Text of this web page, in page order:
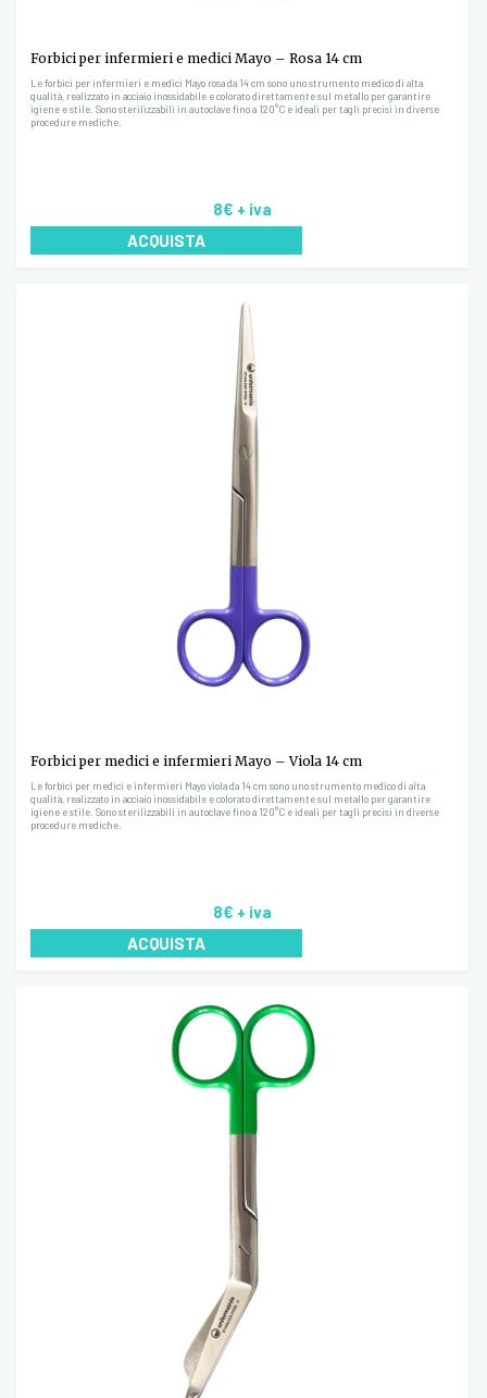
Forbici per infermieri e medici Mayo – Rosa 14 cm
Le forbici per infermieri e medici Mayo rosa da 14 cm sono uno strumento medico di alta
qualità, realizzato in acciaio inossidabile e colorato direttamente sul metallo per garantire
igiene e stile. Sono sterilizzabili in autoclave fino a 120°C e ideali per tagli precisi in diverse
procedure mediche.
8€ + iva
ACQUISTA
Forbici per medici e infermieri Mayo – Viola 14 cm
Le forbici per medici e infermieri Mayo viola da 14 cm sono uno strumento medico di alta
qualità, realizzato in acciaio inossidabile e colorato direttamente sul metallo per garantire
igiene e stile. Sono sterilizzabili in autoclave fino a 120°C e ideali per tagli precisi in diverse
procedure mediche.
8€ + iva
ACQUISTA